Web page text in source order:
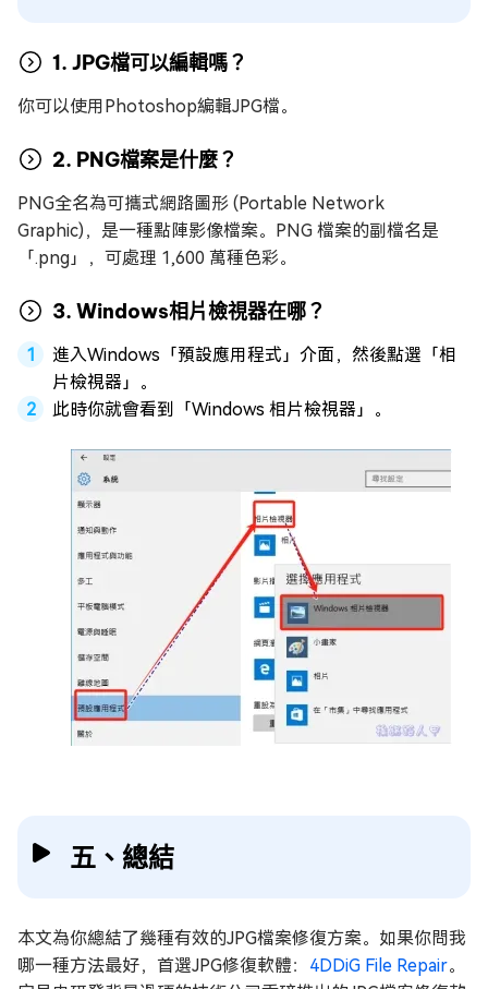
1. JPG檔可以編輯嗎？
你可以使用Photoshop編輯JPG檔。
2. PNG檔案是什麼？
PNG全名為可攜式網路圖形 (Portable Network
Graphic)，是一種點陣影像檔案。PNG 檔案的副檔名是
「.png」，可處理 1,600 萬種色彩。
3. Windows相片檢視器在哪？
進入Windows「預設應用程式」介面，然後點選「相
片檢視器」。
此時你就會看到「Windows 相片檢視器」。
五、總結
本文為你總結了幾種有效的JPG檔案修復方案。如果你問我
哪一種方法最好，首選JPG修復軟體： 4DDiG File Repair。